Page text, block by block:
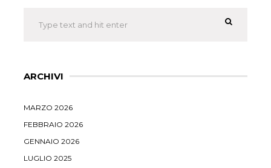
ARCHIVI
MARZO 2026
FEBBRAIO 2026
GENNAIO 2026
LUGLIO 2025